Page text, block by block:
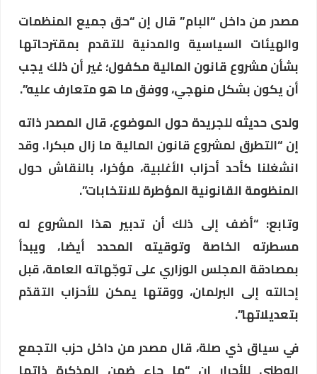
مصدر من داخل “البام” قال إن “حق جميع المنظمات
والهيئات السياسية والمدنية للتقدم بمقترحاتها
بشأن مشروع قانون المالية مكفول؛ غير أن ذلك يجب
أن يكون بشكل منهجي، ووفق ما هو متعارف عليه”.
ولدى حديثه للجريدة حول الموضوع، قال المصدر ذاته
إن “التطرق لمشروع قانون المالية ما زال مبكرا. وقد
انشغلنا كأحد أحزاب الأغلبية، مؤخرا، بالنقاش حول
المنظومة القانونية المؤطرة للانتخابات”.
وتابع: “أضف إلى ذلك أن تدبير هذا المشروع له
مسطرته الخاصة وتوقيته المحدد أيضا، ويبدأ
بمصادقة المجلس الوزاري على توجّهاته العامة، قبل
إحالته إلى البرلمان، ووقتها يمكن للأحزاب التقدّم
بتعديلاتها”.
في سياق ذي صلة، قال مصدر من داخل حزب التجمع